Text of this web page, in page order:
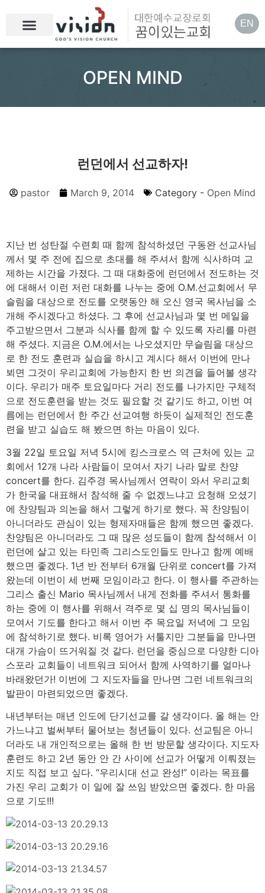
EN
OPEN MIND
런던에서 선교하자!
pastor March 9, 2014 Category - Open Mind
지난 번 성탄절 수련회 때 함께 참석하셨던 구동완 선교사님
께서 몇 주 전에 집으로 초대를 해 주셔서 함께 식사하며 교
제하는 시간을 가졌다. 그 때 대화중에 런던에서 전도하는 것
에 대해서 이런 저런 대화를 나누는 중에 O.M.선교회에서 무
슬림을 대상으로 전도를 오랫동안 해 오신 영국 목사님을 소
개해 주시겠다고 하셨다. 그 후에 선교사님과 몇 번 메일을
주고받으면서 그분과 식사를 함께 할 수 있도록 자리를 마련
해 주셨다. 지금은 O.M.에서는 나오셨지만 무슬림을 대상으
로 한 전도 훈련과 실습을 하시고 계시다 해서 이번에 만나
뵈면 그것이 우리교회에 가능한지 한 번 의견을 들어볼 생각
이다. 우리가 매주 토요일마다 거리 전도를 나가지만 구체적
으로 전도훈련을 받는 것도 필요할 것 같기도 하고, 이번 여
름에는 런던에서 한 주간 선교여행 하듯이 실제적인 전도훈
련을 받고 실습도 해 봤으면 하는 마음이 있다.
3월 22일 토요일 저녁 5시에 킹스크로스 역 근처에 있는 교
회에서 12개 나라 사람들이 모여서 자기 나라 말로 찬양
concert를 한다. 김주경 목사님께서 연락이 와서 우리교회
가 한국을 대표해서 참석해 줄 수 없겠느냐고 요청해 오셨기
에 찬양팀과 의논을 해서 그렇게 하기로 했다. 꼭 찬양팀이
아니더라도 관심이 있는 형제자매들은 함께 했으면 좋겠다.
찬양팀은 아니더라도 그 때 많은 성도들이 함께 참석해서 이
런던에 살고 있는 타민족 그리스도인들도 만나고 함께 예배
했으면 좋겠다. 1년 반 전부터 6개월 단위로 concert를 가져
왔는데 이번이 세 번째 모임이라고 한다. 이 행사를 주관하는
그리스 출신 Mario 목사님께서 내게 전화를 주셔서 통화를
하는 중에 이 행사를 위해서 격주로 몇 십 명의 목사님들이
모여서 기도를 한다고 해서 이번 주 목요일 저녁에 그 모임
에 참석하기로 했다. 비록 영어가 서툴지만 그분들을 만나면
대개 가슴이 뜨거워질 것 같다. 런던을 중심으로 다양한 디아
스포라 교회들이 네트워크 되어서 함께 사역하기를 얼마나
바래왔던가! 이번에 그 지도자들을 만나면 그런 네트워크의
발판이 마련되었으면 좋겠다.
내년부터는 매년 인도에 단기선교를 갈 생각이다. 올 해는 안
가느냐고 벌써부터 물어보는 청년들이 있다. 선교팀은 아니
더라도 내 개인적으로는 올해 한 번 방문할 생각이다. 지도자
훈련도 하고 2년 동안 안 간 사이에 선교가 어떻게 이뤄졌는
지도 직접 보고 싶다. “우리시대 선교 완성!” 이라는 목표를
가진 우리 교회가 이 일에 잘 쓰임 받았으면 좋겠다. 한 마음
으로 기도!!!